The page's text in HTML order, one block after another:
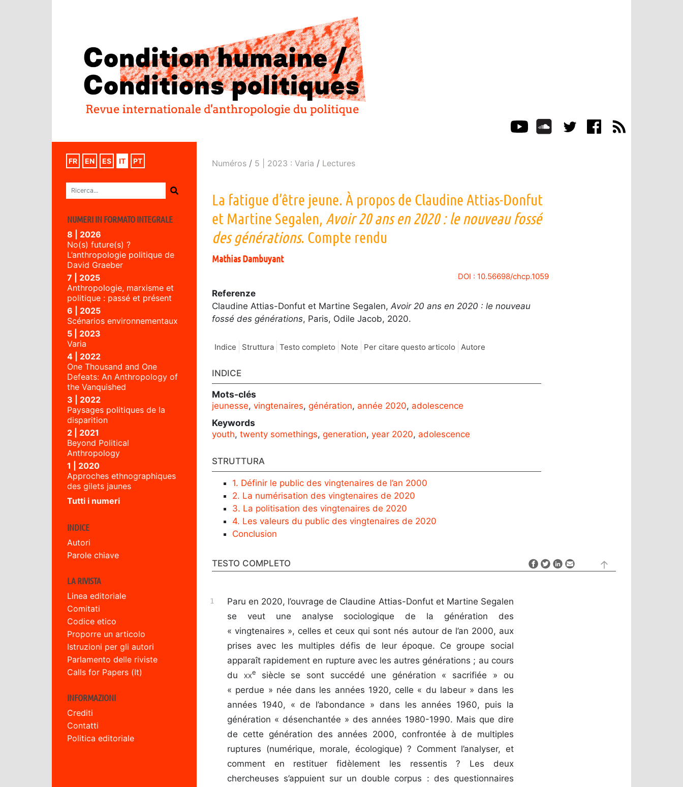
FR EN ES IT PT
NUMERI IN FORMATO INTEGRALE
8 | 2026
No(s) future(s) ?
L’anthropologie politique de
David Graeber
7 | 2025
Anthropologie, marxisme et
politique : passé et présent
6 | 2025
Scénarios environnementaux
5 | 2023
Varia
4 | 2022
One Thousand and One
Defeats: An Anthropology of
the Vanquished
3 | 2022
Paysages politiques de la
disparition
2 | 2021
Beyond Political
Anthropology
1 | 2020
Approches ethnographiques
des gilets jaunes
Tutti i numeri
INDICE
Autori
Parole chiave
LA RIVISTA
Linea editoriale
Comitati
Codice etico
Proporre un articolo
Istruzioni per gli autori
Parlamento delle riviste
Calls for Papers (It)
INFORMAZIONI
Crediti
Contatti
Politica editoriale
Numéros 5 | 2023 : Varia Lectures
La fatigue d’être jeune. À propos de Claudine Attias-Donfut
et Martine Segalen, Avoir 20 ans en 2020 : le nouveau fossé
des générations. Compte rendu
MathiasDambuyant
DOI : 10.56698/chcp.1059
Referenze
Claudine Attias-Donfut et Martine Segalen, Avoir 20 ans en 2020 : le nouveau
fossé des générations, Paris, Odile Jacob, 2020.
Indice Struttura Testo completo Note Per citare questo articolo Autore
INDICE
Mots-clés
jeunesse, vingtenaires, génération, année 2020, adolescence
Keywords
youth, twenty somethings, generation, year 2020, adolescence
STRUTTURA
1. Définir le public des vingtenaires de l’an 2000
2. La numérisation des vingtenaires de 2020
3. La politisation des vingtenaires de 2020
4. Les valeurs du public des vingtenaires de 2020
Conclusion
TESTO COMPLETO
Paru en 2020, l’ouvrage de Claudine Attias-Donfut et Martine Segalen
se veut une analyse sociologique de la génération des
« vingtenaires », celles et ceux qui sont nés autour de l’an 2000, aux
prises avec les multiples défis de leur époque. Ce groupe social
apparaît rapidement en rupture avec les autres générations ; au cours
du xxesiècle se sont succédé une génération « sacrifiée » ou
« perdue » née dans les années 1920, celle « du labeur » dans les
années 1940, « de l’abondance » dans les années 1960, puis la
génération « désenchantée » des années 1980-1990. Mais que dire
de cette génération des années 2000, confrontée à de multiples
ruptures (numérique, morale, écologique) ? Comment l’analyser, et
comment en restituer fidèlement les ressentis ? Les deux
chercheuses s’appuient sur un double corpus : des questionnaires